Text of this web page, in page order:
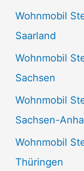
Wohnmobil
Saarland
Wohnmobil
Sachsen
Wohnmobil
Sachsen-
Wohnmobil
Thüringen